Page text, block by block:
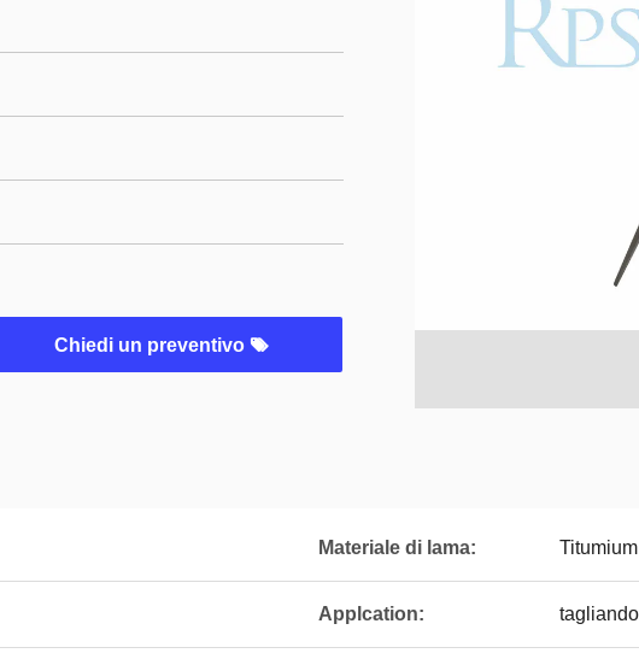
Chiedi un preventivo
Materiale di lama: Titumium
Applcation: